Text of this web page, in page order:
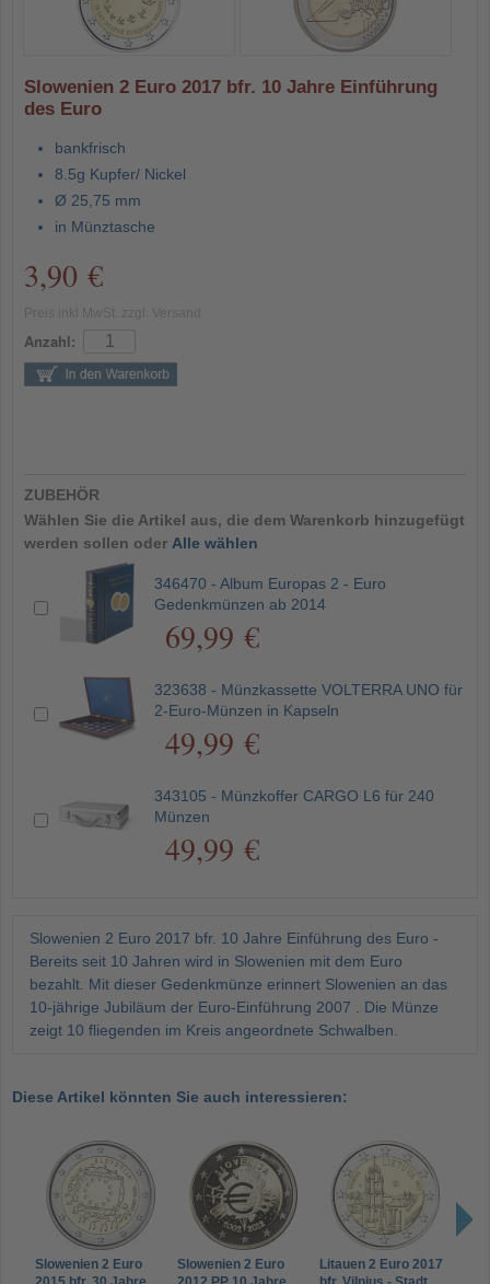
Slowenien 2 Euro 2017 bfr. 10 Jahre Einführung
des Euro
bankfrisch
8.5g Kupfer/ Nickel
Ø 25,75 mm
in Münztasche
3,90 €
Anzahl:
ZUBEHÖR
Wählen Sie die Artikel aus, die dem Warenkorb hinzugefügt
werden sollen oder Alle wählen
346470 - Album Europas 2 - Euro
Gedenkmünzen ab 2014
69,99 €
323638 - Münzkassette VOLTERRA UNO für
2-Euro-Münzen in Kapseln
49,99 €
343105 - Münzkoffer CARGO L6 für 240
Münzen
49,99 €
Slowenien 2 Euro 2017 bfr. 10 Jahre Einführung des Euro -
Bereits seit 10 Jahren wird in Slowenien mit dem Euro
bezahlt. Mit dieser Gedenkmünze erinnert Slowenien an das
10-jährige Jubiläum der Euro-Einführung 2007 . Die Münze
zeigt 10 fliegenden im Kreis angeordnete Schwalben.
Diese Artikel könnten Sie auch interessieren:
Slowenien 2 Euro
Slowenien 2 Euro
Litauen 2 Euro 2017